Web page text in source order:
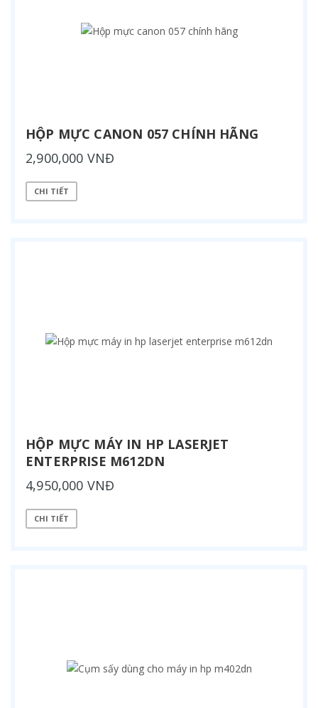
HỘP MỰC CANON 057 CHÍNH HÃNG
2,900,000 VNĐ
CHI TIẾT
HỘP MỰC MÁY IN HP LASERJET
ENTERPRISE M612DN
4,950,000 VNĐ
CHI TIẾT